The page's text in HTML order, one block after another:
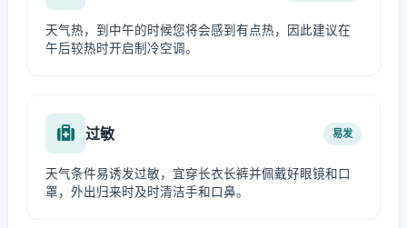
天气热，到中午的时候您将会感到有点热，因此建议在
午后较热时开启制冷空调。
过敏 易发
天气条件易诱发过敏，宜穿长衣长裤并佩戴好眼镜和口
罩，外出归来时及时清洁手和口鼻。